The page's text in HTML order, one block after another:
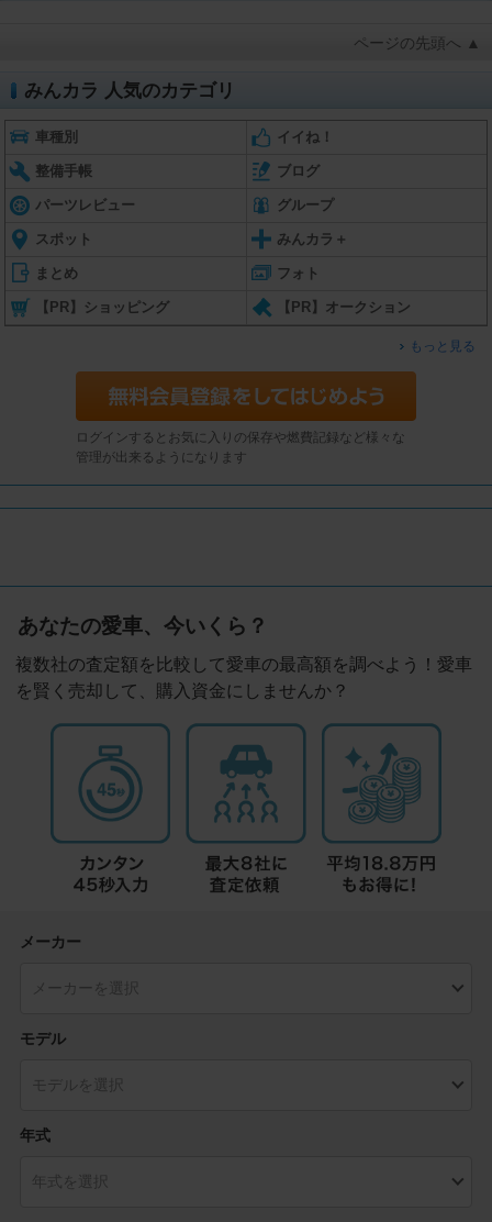
ページの先頭へ ▲
みんカラ 人気のカテゴリ
車種別 イイね！
整備手帳 ブログ
パーツレビュー グループ
スポット みんカラ＋
まとめ フォト
【PR】ショッピング 【PR】オークション
もっと見る
ログインするとお気に入りの保存や燃費記録など様々な
管理が出来るようになります
あなたの愛車、今いくら？
複数社の査定額を比較して愛車の最高額を調べよう！愛車
を賢く売却して、購入資金にしませんか？
メーカー
モデル
年式